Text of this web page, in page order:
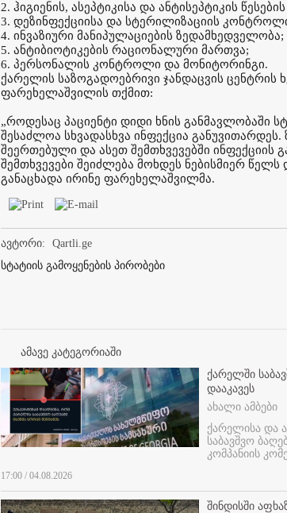
2. ჰიგიენის, ასეპტიკისა და ანტისეპტიკის
3. დეზინფექციისა და სტერილიზაციის
4. ინვაზიური მანიპულაციების ზედამხედველობა;
5. ანტიბიოტიკების რაციონალური მართვა;
6. პერსონალის კონტროლი და მონიტორინგი.
ქარელის საზოგადოებრივი ჯანდაცვის ცენტრის
ფარეხელაშვილის თქმით:
„როდესაც პაციენტი დიდი ხნის განმავლობაში
შესაძლოა სხვადასხვა ინფექცია
შეერთებული და ასეთ შემთხვევებში ინფექციის
შემთხვევები შეიძლება მოხდეს ნებისმიერ წელს
განაცხადა ირინე ფარეხელაშვილმა.
ავტორი:
Qartli.ge
სტატიის გამოყენების პირობები
ამავე კატეგორიაში
ქარელში
დააკავეს
ახალი ამბები
ქარელისა და
საბავშვო
კომპანიის
17:00 / 04.08.2026
შინდისში